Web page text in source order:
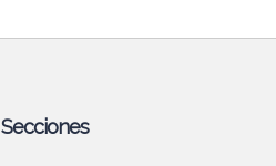
Secciones